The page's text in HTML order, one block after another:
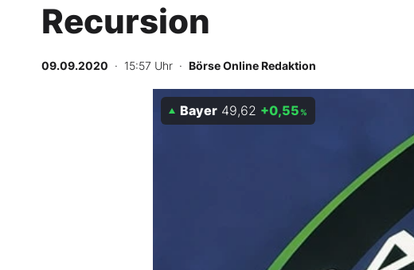
Abo & Shop
BO-Musterdepots
Experten
Recursion
09.09.2020 · 15:57 Uhr · Börse Online Redaktion
Bayer 49,62 +0,55 %